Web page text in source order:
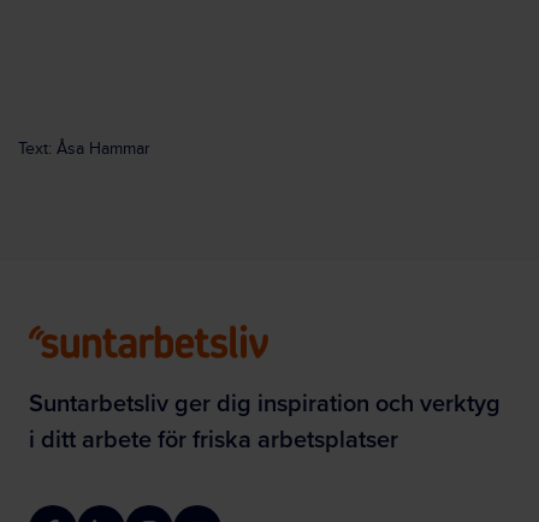
Text: Åsa Hammar
Suntarbetsliv ger dig inspiration och verktyg
i ditt arbete för friska arbetsplatser